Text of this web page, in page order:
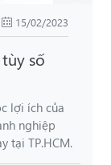
15/02/2023
số
lợi ích của
nghiệp
tại TP.HCM.